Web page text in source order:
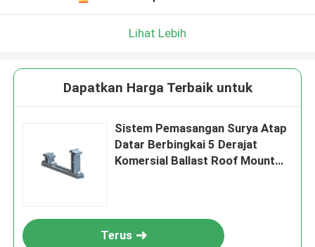
Lihat Lebih
Dapatkan Harga Terbaik untuk
Sistem Pemasangan Surya Atap
Datar Berbingkai 5 Derajat
Komersial Ballast Roof Mount
Terus